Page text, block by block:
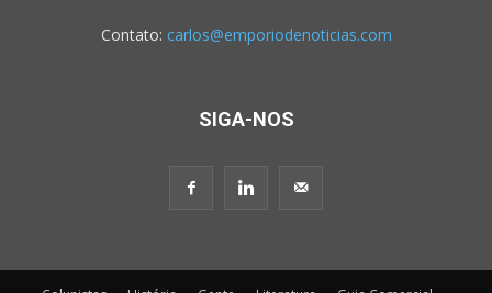
Contato: carlos@emporiodenoticias.com
SIGA-NOS